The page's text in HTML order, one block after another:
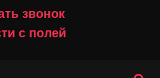
звонок
с полей